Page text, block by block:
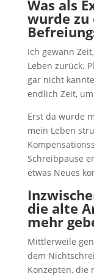
Was als
wurde zu
Ich gewann
Leben zurück.
gar nicht
endlich Zeit,
Erst da wurde
mein Leben
Schreibpause
etwas Neues
die alte
mehr
Mittlerweile
dem
Konzepten, die